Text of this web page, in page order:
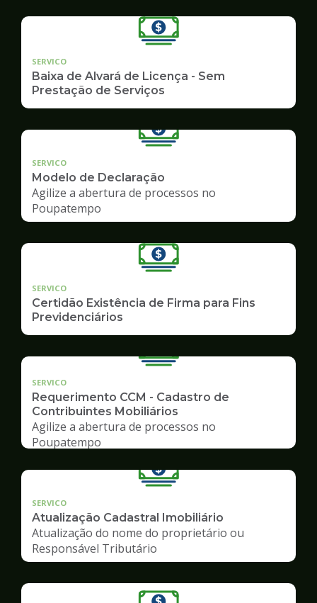
SERVICO
Baixa de Alvará de Licença - Sem
Prestação de Serviços
SERVICO
Modelo de Declaração
Agilize a abertura de processos no
Poupatempo
SERVICO
Certidão Existência de Firma para Fins
Previdenciários
SERVICO
Requerimento CCM - Cadastro de
Contribuintes Mobiliários
Agilize a abertura de processos no
Poupatempo
SERVICO
Atualização Cadastral Imobiliário
Atualização do nome do proprietário ou
Responsável Tributário